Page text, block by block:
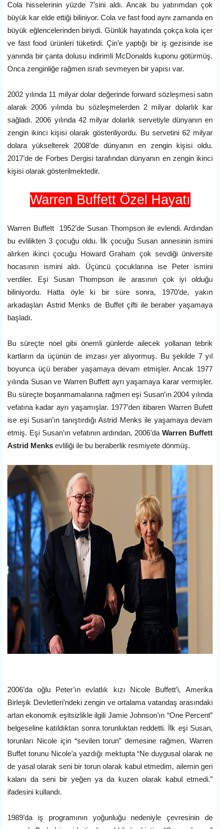
Cola hisselerinin yüzde 7’sini aldı. Ancak bu yatırımdan çok
büyük kar elde ettiği biliniyor. Cola ve fast food aynı zamanda en
büyük eğlencelerinden biriydi. Günlük hayatında çokça kola içer
ve fast food ürünleri tüketirdi. Çin’e yaptığı bir iş gezisinde ise
yanında bir çanta dolusu indirimli McDonalds kuponu götürmüş.
Onca zenginliğe rağmen israfı sevmeyen bir yapısı var.
2002 yılında 11 milyar dolar değerinde forward sözleşmesi satın
alarak 2006 yılında bu sözleşmelerden 2 milyar dolarlık kar
sağladı. 2006 yılında 42 milyar dolarlık servetiyle dünyanın en
zengin ikinci kişisi olarak gösteriliyordu. Bu servetini 62 milyar
dolara yükselterek 2008’de dünyanın en zengin kişisi oldu.
2017’de de Forbes Dergisi tarafından dünyanın en zengin ikinci
kişisi olarak gösterilmektedir.
Warren Buffett Özel Hayatı
Warren Buffett 1952’de Susan Thompson ile evlendi. Ardından
bu evlilikten 3 çocuğu oldu. İlk çocuğu Susan annesinin ismini
alırken ikinci çocuğu Howard Graham çok sevdiği üniversite
hocasının ismini aldı. Üçüncü çocuklarına ise Peter ismini
verdiler. Eşi Susan Thompson ile arasının çok iyi olduğu
biliniyordu. Hatta öyle ki bir süre sonra, 1970’de, yakın
arkadaşları Astrid Menks de Buffet çifti ile beraber yaşamaya
başladı.
Bu süreçte noel gibi önemli günlerde ailecek yollanan tebrik
kartların da üçünün de imzası yer alıyormuş. Bu şekilde 7 yıl
boyunca üçü beraber yaşamaya devam etmişler. Ancak 1977
yılında Susan ve Warren Buffett ayrı yaşamaya karar vermişler.
Bu süreçte boşanmamalarına rağmen eşi Susan’ın 2004 yılında
vefatına kadar ayrı yaşamışlar. 1977’den itibaren Warren Bufett
ise eşi Susan’ın tanıştırdığı Astrid Menks ile yaşamaya devam
etmiş. Eşi Susan’ın vefatının ardından, 2006’da Warren Buffett
Astrid Menks evliliği ile bu beraberlik resmiyete dönmüş.
2006’da oğlu Peter’ın evlatlık kızı Nicole Buffett’i, Amerika
Birleşik Devletleri’ndeki zengin ve ortalama vatandaş arasındaki
artan ekonomik eşitsizlikle ilgili Jamie Johnson’ın “One Percent”
belgeseline katıldıktan sonra torunluktan reddetti. İlk eşi Susan,
torunları Nicole için “sevilen torun” demesine rağmen, Warren
Buffet torunu Nicole’a yazdığı mektupta “Ne duygusal olarak ne
de yasal olarak seni bir torun olarak kabul etmedim, ailemin geri
kalanı da seni bir yeğen ya da kuzen olarak kabul etmedi.”
ifadesini kullandı.
1989’da iş programının yoğunluğu nedeniyle çevresinin de